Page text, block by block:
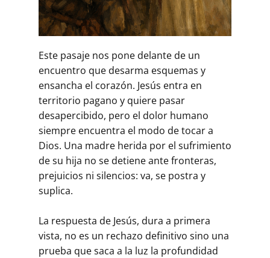
Este pasaje nos pone delante de un
encuentro que desarma esquemas y
ensancha el corazón. Jesús entra en
territorio pagano y quiere pasar
desapercibido, pero el dolor humano
siempre encuentra el modo de tocar a
Dios. Una madre herida por el sufrimiento
de su hija no se detiene ante fronteras,
prejuicios ni silencios: va, se postra y
suplica.
La respuesta de Jesús, dura a primera
vista, no es un rechazo definitivo sino una
prueba que saca a la luz la profundidad